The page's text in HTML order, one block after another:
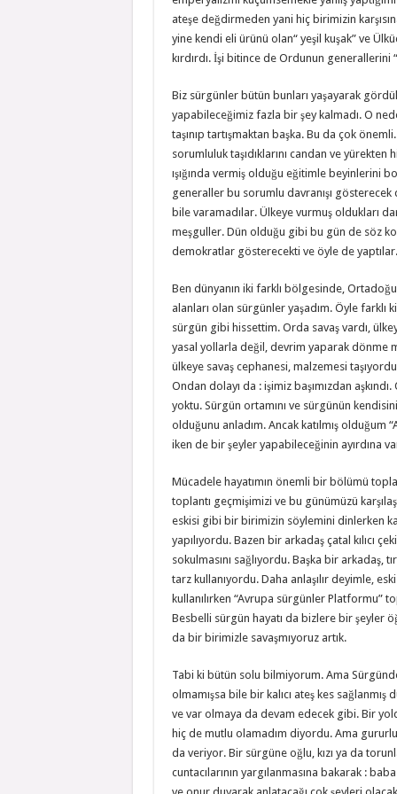
ateşe değdirmeden yani hiç birimizin
yine kendi eli ürünü olan“ yeşil kuşak” ve
kırdırdı. İşi bitince de Ordunun generallerini
Biz sürgünler bütün bunları yaşayarak
yapabileceğimiz fazla bir şey kalmadı. O
taşınıp tartışmaktan başka. Bu da çok
sorumluluk taşıdıklarını candan ve
ışığında vermiş olduğu eğitimle beyinlerini
generaller bu sorumlu davranışı
bile varamadılar. Ülkeye vurmuş oldukları
meşguller. Dün olduğu gibi bu gün de söz
demokratlar gösterecekti ve öyle de yaptılar.
Ben dünyanın iki farklı bölgesinde,
alanları olan sürgünler yaşadım. Öyle farklı
sürgün gibi hissettim. Orda savaş vardı,
yasal yollarla değil, devrim yaparak dönme
ülkeye savaş cephanesi, malzemesi
Ondan dolayı da : işimiz başımızdan
yoktu. Sürgün ortamını ve sürgünün
olduğunu anladım. Ancak katılmış olduğum
iken de bir şeyler yapabileceğinin ayırdına
Mücadele hayatımın önemli bir bölümü
toplantı geçmişimizi ve bu günümüzü
eskisi gibi bir birimizin söylemini dinlerken
yapılıyordu. Bazen bir arkadaş çatal kılıcı
sokulmasını sağlıyordu. Başka bir arkadaş,
tarz kullanıyordu. Daha anlaşılır deyimle,
kullanılırken “Avrupa sürgünler Platformu”
Besbelli sürgün hayatı da bizlere bir şeyler
da bir birimizle savaşmıyoruz artık.
Tabi ki bütün solu bilmiyorum. Ama
olmamışsa bile bir kalıcı ateş kes sağlanmış
ve var olmaya da devam edecek gibi. Bir
hiç de mutlu olamadım diyordu. Ama
da veriyor. Bir sürgüne oğlu, kızı ya da
cuntacılarının yargılanmasına bakarak :